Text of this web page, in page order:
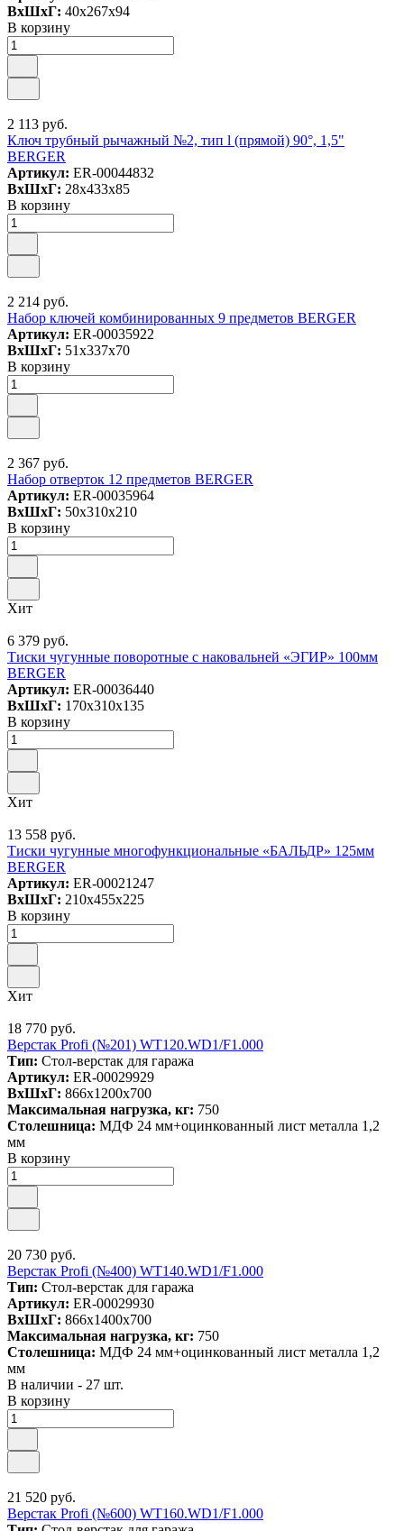
ВxШxГ: 40x267x94
В корзину
2 113 руб.
Ключ трубный рычажный №2, тип l (прямой) 90°, 1,5"
BERGER
Артикул: ER-00044832
ВxШxГ: 28x433x85
В корзину
2 214 руб.
Набор ключей комбинированных 9 предметов BERGER
Артикул: ER-00035922
ВxШxГ: 51x337x70
В корзину
2 367 руб.
Набор отверток 12 предметов BERGER
Артикул: ER-00035964
ВxШxГ: 50x310x210
В корзину
Хит
6 379 руб.
Тиски чугунные поворотные с наковальней «ЭГИР» 100мм
BERGER
Артикул: ER-00036440
ВxШxГ: 170x310x135
В корзину
Хит
13 558 руб.
Тиски чугунные многофункциональные «БАЛЬДР» 125мм
BERGER
Артикул: ER-00021247
ВxШxГ: 210x455x225
В корзину
Хит
18 770 руб.
Верстак Profi (№201) WT120.WD1/F1.000
Тип: Стол-верстак для гаража
Артикул: ER-00029929
ВxШxГ: 866x1200x700
Максимальная нагрузка, кг: 750
Столешница: МДФ 24 мм+оцинкованный лист металла 1,2
мм
В корзину
20 730 руб.
Верстак Profi (№400) WT140.WD1/F1.000
Тип: Стол-верстак для гаража
Артикул: ER-00029930
ВxШxГ: 866x1400x700
Максимальная нагрузка, кг: 750
Столешница: МДФ 24 мм+оцинкованный лист металла 1,2
мм
В наличии - 27 шт.
В корзину
21 520 руб.
Верстак Profi (№600) WT160.WD1/F1.000